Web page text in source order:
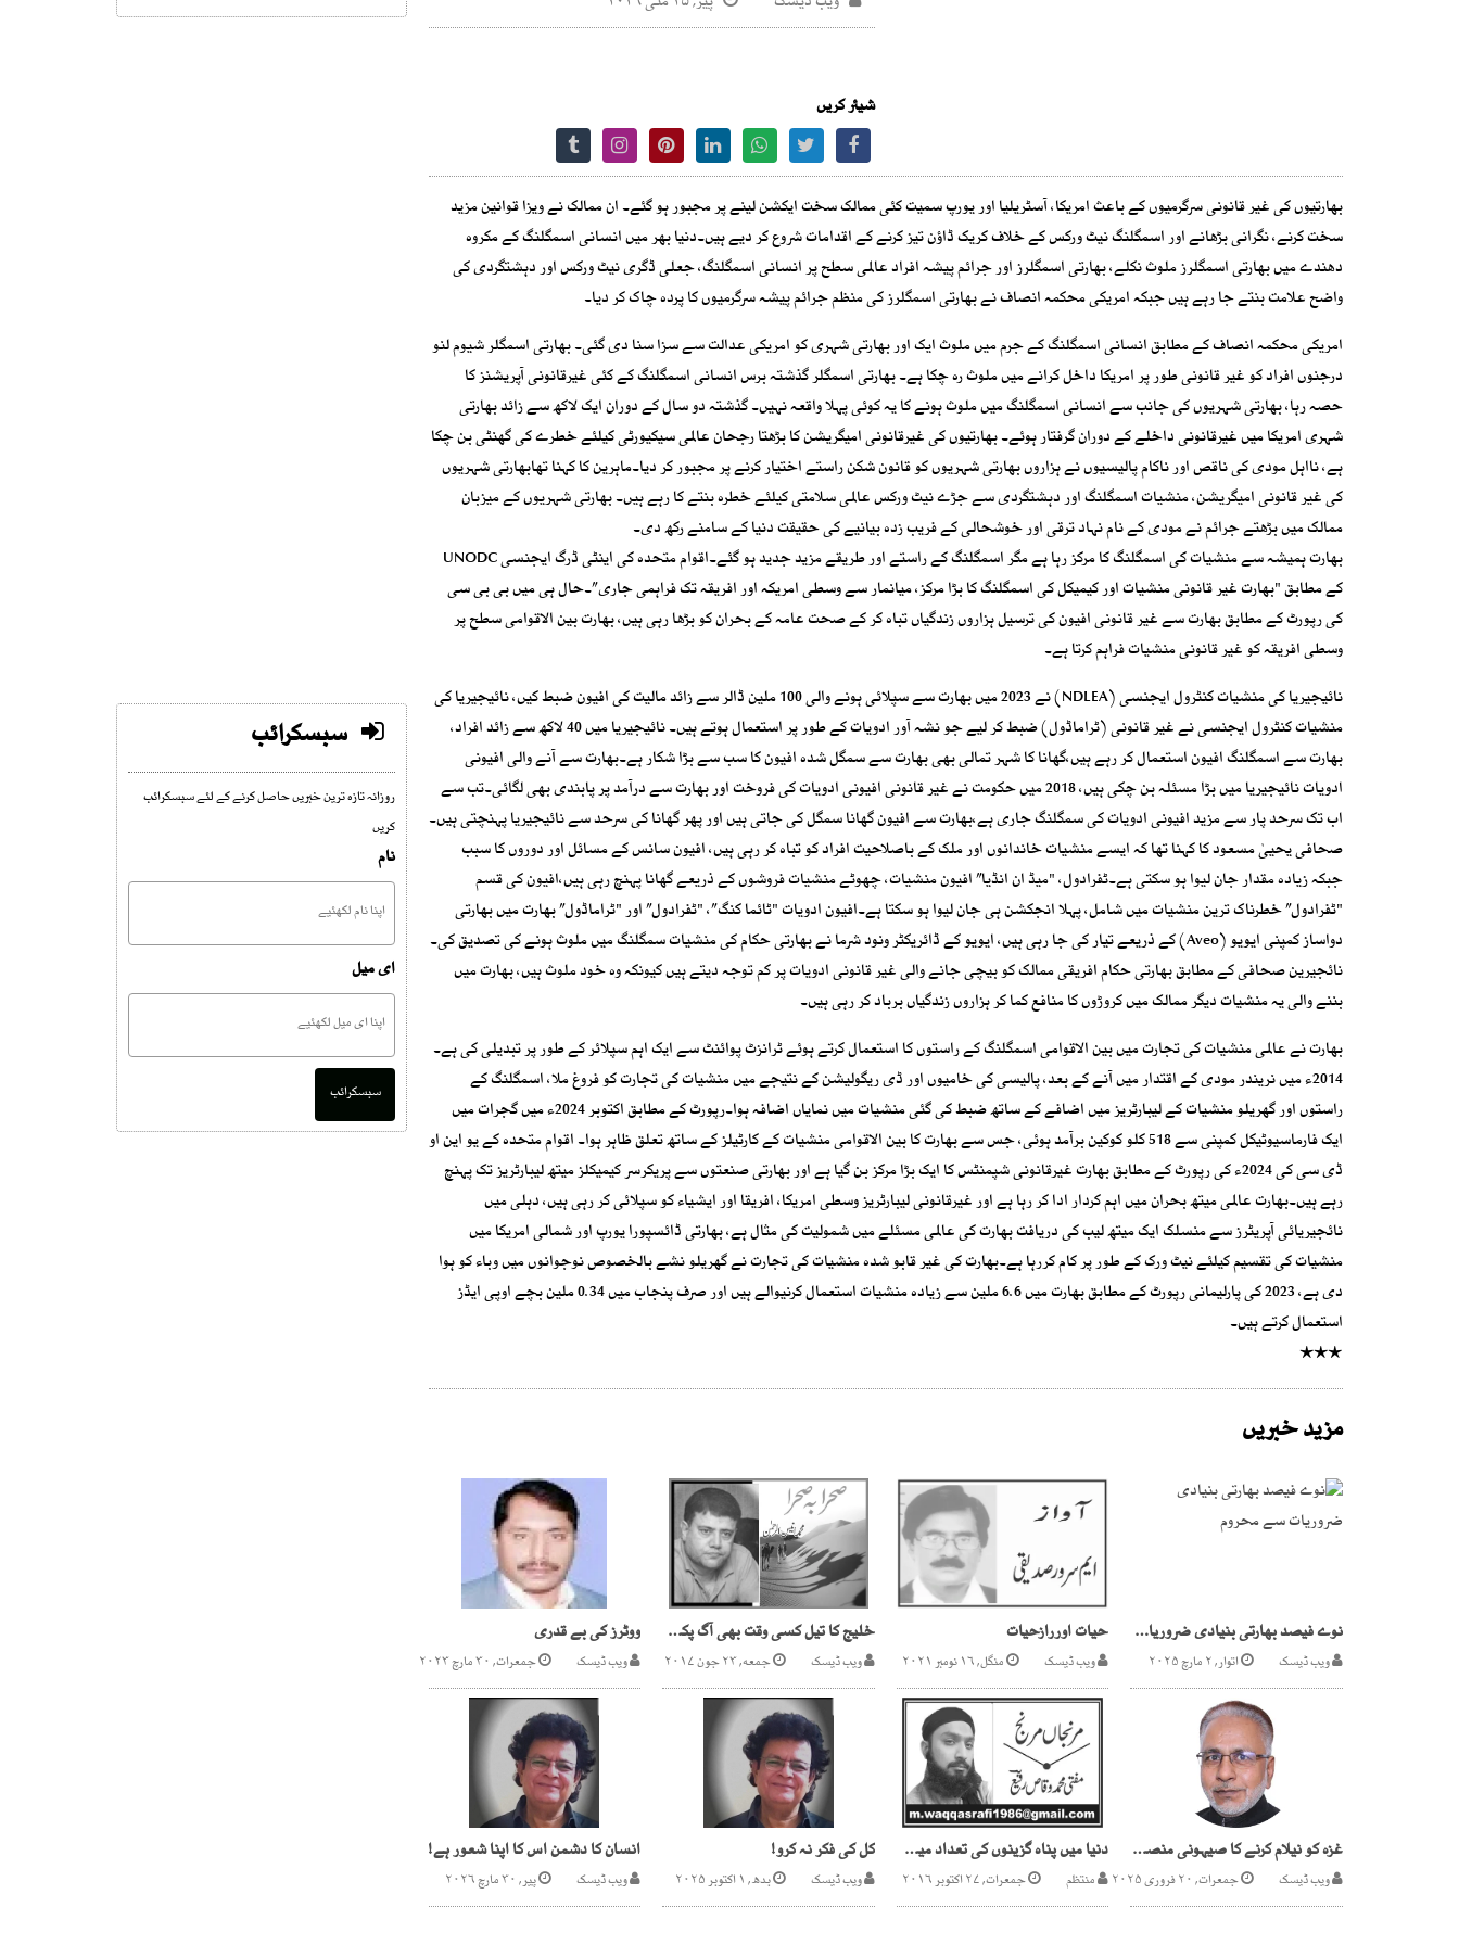
شیئر کریں
بھارتیوں کی غیر قانونی سرگرمیوں کے باعث امریکا، آسٹریلیا اور یورپ سمیت کئی ممالک سخت ایکشن لینے پر مجبور ہو گئے۔ ان ممالک نے ویزا قوانین مزید
سخت کرنے، نگرانی بڑھانے اور اسمگلنگ نیٹ ورکس کے خلاف کریک ڈاؤن تیز کرنے کے اقدامات شروع کر دیے ہیں۔دنیا بھر میں انسانی اسمگلنگ کے مکروہ
دھندے میں بھارتی اسمگلرز ملوث نکلے، بھارتی اسمگلرز اور جرائم پیشہ افراد عالمی سطح پر انسانی اسمگلنگ، جعلی ڈگری نیٹ ورکس اور دہشتگردی کی
واضح علامت بنتے جا رہے ہیں جبکہ امریکی محکمہ انصاف نے بھارتی اسمگلرز کی منظم جرائم پیشہ سرگرمیوں کا پردہ چاک کر دیا۔
امریکی محکمہ انصاف کے مطابق انسانی اسمگلنگ کے جرم میں ملوث ایک اور بھارتی شہری کو امریکی عدالت سے سزا سنا دی گئی۔ بھارتی اسمگلر شیوم لنو
درجنوں افراد کو غیر قانونی طور پر امریکا داخل کرانے میں ملوث رہ چکا ہے۔ بھارتی اسمگلر گذشتہ برس انسانی اسمگلنگ کے کئی غیرقانونی آپریشنز کا
حصہ رہا، بھارتی شہریوں کی جانب سے انسانی اسمگلنگ میں ملوث ہونے کا یہ کوئی پہلا واقعہ نہیں۔ گذشتہ دو سال کے دوران ایک لاکھ سے زائد بھارتی
شہری امریکا میں غیرقانونی داخلے کے دوران گرفتار ہوئے۔ بھارتیوں کی غیرقانونی امیگریشن کا بڑھتا رجحان عالمی سیکیورٹی کیلئے خطرے کی گھنٹی بن چکا
ہے، نااہل مودی کی ناقص اور ناکام پالیسیوں نے ہزاروں بھارتی شہریوں کو قانون شکن راستے اختیار کرنے پر مجبور کر دیا۔ماہرین کا کہنا تھابھارتی شہریوں
کی غیر قانونی امیگریشن، منشیات اسمگلنگ اور دہشتگردی سے جڑے نیٹ ورکس عالمی سلامتی کیلئے خطرہ بنتے کا رہے ہیں۔ بھارتی شہریوں کے میزبان
ممالک میں بڑھتے جرائم نے مودی کے نام نہاد ترقی اور خوشحالی کے فریب زدہ بیانیے کی حقیقت دنیا کے سامنے رکھ دی۔
بھارت ہمیشہ سے منشیات کی اسمگلنگ کا مرکز رہا ہے مگر اسمگلنگ کے راستے اور طریقے مزید جدید ہو گئے۔اقوام متحدہ کی اینٹی ڈرگ ایجنسی UNODC
کے مطابق "بھارت غیر قانونی منشیات اور کیمیکل کی اسمگلنگ کا بڑا مرکز، میانمار سے وسطی امریکہ اور افریقہ تک فراہمی جاری”۔حال ہی میں بی بی سی
کی رپورٹ کے مطابق بھارت سے غیر قانونی افیون کی ترسیل ہزاروں زندگیاں تباہ کر کے صحت عامہ کے بحران کو بڑھا رہی ہیں، بھارت بین الاقوامی سطح پر
وسطی افریقہ کو غیر قانونی منشیات فراہم کرتا ہے۔
نائیجیریا کی منشیات کنٹرول ایجنسی (NDLEA) نے 2023 میں بھارت سے سپلائی ہونے والی 100 ملین ڈالر سے زائد مالیت کی افیون ضبط کیں، نائیجیریا کی
منشیات کنٹرول ایجنسی نے غیر قانونی (ٹراماڈول) ضبط کر لیے جو نشہ آور ادویات کے طور پر استعمال ہوتے ہیں۔ نائیجیریا میں 40 لاکھ سے زائد افراد،
بھارت سے اسمگلنگ افیون استعمال کر رہے ہیں،گھانا کا شہر تمالی بھی بھارت سے سمگل شدہ افیون کا سب سے بڑا شکار ہے۔بھارت سے آنے والی افیونی
ادویات نائیجیریا میں بڑا مسئلہ بن چکی ہیں، 2018 میں حکومت نے غیر قانونی افیونی ادویات کی فروخت اور بھارت سے درآمد پر پابندی بھی لگائی۔تب سے
اب تک سرحد پار سے مزید افیونی ادویات کی سمگلنگ جاری ہے،بھارت سے افیون گھانا سمگل کی جاتی ہیں اور پھر گھانا کی سرحد سے نائیجیریا پہنچتی ہیں۔
صحافی یحییٰ مسعود کا کہنا تھا کہ ایسے منشیات خاندانوں اور ملک کے باصلاحیت افراد کو تباہ کر رہی ہیں، افیون سانس کے مسائل اور دوروں کا سبب
جبکہ زیادہ مقدار جان لیوا ہو سکتی ہے۔ٹفرادول، "میڈ ان انڈیا” افیون منشیات، چھوٹے منشیات فروشوں کے ذریعے گھانا پہنچ رہی ہیں،افیون کی قسم
"ٹفرادول” خطرناک ترین منشیات میں شامل، پہلا انجکشن ہی جان لیوا ہو سکتا ہے۔افیون ادویات "ٹائما کنگ”، "ٹفرادول” اور "ٹراماڈول” بھارت میں بھارتی
دواساز کمپنی ایویو (Aveo) کے ذریعے تیار کی جا رہی ہیں، ایویو کے ڈائریکٹر ونود شرما نے بھارتی حکام کی منشیات سمگلنگ میں ملوث ہونے کی تصدیق کی۔
نائجیرین صحافی کے مطابق بھارتی حکام افریقی ممالک کو بیچی جانے والی غیر قانونی ادویات پر کم توجہ دیتے ہیں کیونکہ وہ خود ملوث ہیں، بھارت میں
بننے والی یہ منشیات دیگر ممالک میں کروڑوں کا منافع کما کر ہزاروں زندگیاں برباد کر رہی ہیں۔
بھارت نے عالمی منشیات کی تجارت میں بین الاقوامی اسمگلنگ کے راستوں کا استعمال کرتے ہوئے ٹرانزٹ پوائنٹ سے ایک اہم سپلائر کے طور پر تبدیلی کی ہے۔
2014ء میں نریندر مودی کے اقتدار میں آنے کے بعد، پالیسی کی خامیوں اور ڈی ریگولیشن کے نتیجے میں منشیات کی تجارت کو فروغ ملا، اسمگلنگ کے
راستوں اور گھریلو منشیات کے لیبارٹریز میں اضافے کے ساتھ ضبط کی گئی منشیات میں نمایاں اضافہ ہوا۔رپورٹ کے مطابق اکتوبر 2024ء میں گجرات میں
ایک فارماسیوٹیکل کمپنی سے 518 کلو کوکین برآمد ہوئی، جس سے بھارت کا بین الاقوامی منشیات کے کارٹیلز کے ساتھ تعلق ظاہر ہوا۔ اقوام متحدہ کے یو این او
ڈی سی کی 2024ء کی رپورٹ کے مطابق بھارت غیرقانونی شپمنٹس کا ایک بڑا مرکز بن گیا ہے اور بھارتی صنعتوں سے پریکرسر کیمیکلز میتھ لیبارٹریز تک پہنچ
رہے ہیں۔بھارت عالمی میتھ بحران میں اہم کردار ادا کر رہا ہے اور غیرقانونی لیبارٹریز وسطی امریکا، افریقا اور ایشیاء کو سپلائی کر رہی ہیں، دہلی میں
نائجیریائی آپریٹرز سے منسلک ایک میتھ لیب کی دریافت بھارت کی عالمی مسئلے میں شمولیت کی مثال ہے، بھارتی ڈائسپورا یورپ اور شمالی امریکا میں
منشیات کی تقسیم کیلئے نیٹ ورک کے طور پر کام کررہا ہے۔بھارت کی غیر قابو شدہ منشیات کی تجارت نے گھریلو نشے بالخصوص نوجوانوں میں وباء کو ہوا
دی ہے، 2023 کی پارلیمانی رپورٹ کے مطابق بھارت میں 6.6 ملین سے زیادہ منشیات استعمال کرنیوالے ہیں اور صرف پنجاب میں 0.34 ملین بچے اوپی ایڈز
استعمال کرتے ہیں۔
٭٭٭
مزید خبریں
نوے فیصد بھارتی بنیادی ضروریات سے محروم
ویب ڈیسک اتوار, ۲ مارچ ۲۰۲۵
حیات اوررازحیات
ویب ڈیسک منگل, ۱۶ نومبر ۲۰۲۱
خلیج کا تیل کسی وقت بھی آگ پکڑ سکتا ہے
ویب ڈیسک جمعه, ۲۳ جون ۲۰۱۷
ووٹرز کی بے قدری
ویب ڈیسک جمعرات, ۳۰ مارچ ۲۰۲۳
غزہ کو نیلام کرنے کا صیہونی منصوبہ
ویب ڈیسک جمعرات, ۲۰ فروری ۲۰۲۵
دنیا میں پناہ گزینوں کی تعداد میں ریکارڈاضافہ
منتظم جمعرات, ۲۷ اکتوبر ۲۰۱۶
کل کی فکر نہ کرو!
ویب ڈیسک بدھ, ۱ اکتوبر ۲۰۲۵
انسان کا دشمن اس کا اپنا شعور ہے!
ویب ڈیسک پیر, ۳۰ مارچ ۲۰۲۶
سبسکرائب
روزانہ تازہ ترین خبریں حاصل کرنے کے لئے سبسکرائب
کریں
نام
ای میل
سبسکرائب